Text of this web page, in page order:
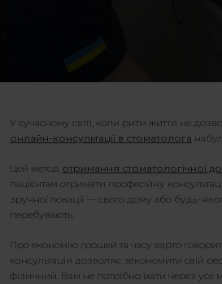
У сучасному світі, коли ритм життя не
онлайн-консультації в стоматолога
Цей метод отримання стоматологічної
пацієнтам отримати професійну
зручної локації — свого дому або будь-
перебувають.
Про економію грошей та часу варто
консультація дозволяє зекономити свій
фізичний. Вам не потрібно їхати через усе